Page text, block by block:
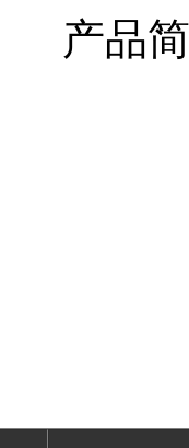
产品